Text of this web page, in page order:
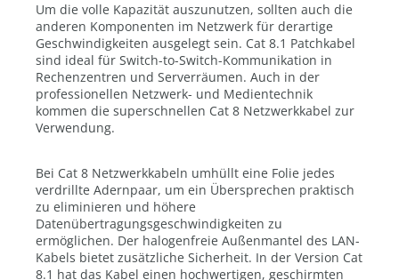
Um die volle Kapazität auszunutzen, sollten auch die
anderen Komponenten im Netzwerk für derartige
Geschwindigkeiten ausgelegt sein. Cat 8.1 Patchkabel
sind ideal für Switch-to-Switch-Kommunikation in
Rechenzentren und Serverräumen. Auch in der
professionellen Netzwerk- und Medientechnik
kommen die superschnellen Cat 8 Netzwerkkabel zur
Verwendung.
Bei Cat 8 Netzwerkkabeln umhüllt eine Folie jedes
verdrillte Adernpaar, um ein Übersprechen praktisch
zu eliminieren und höhere
Datenübertragungsgeschwindigkeiten zu
ermöglichen. Der halogenfreie Außenmantel des LAN-
Kabels bietet zusätzliche Sicherheit. In der Version Cat
8.1 hat das Kabel einen hochwertigen, geschirmten